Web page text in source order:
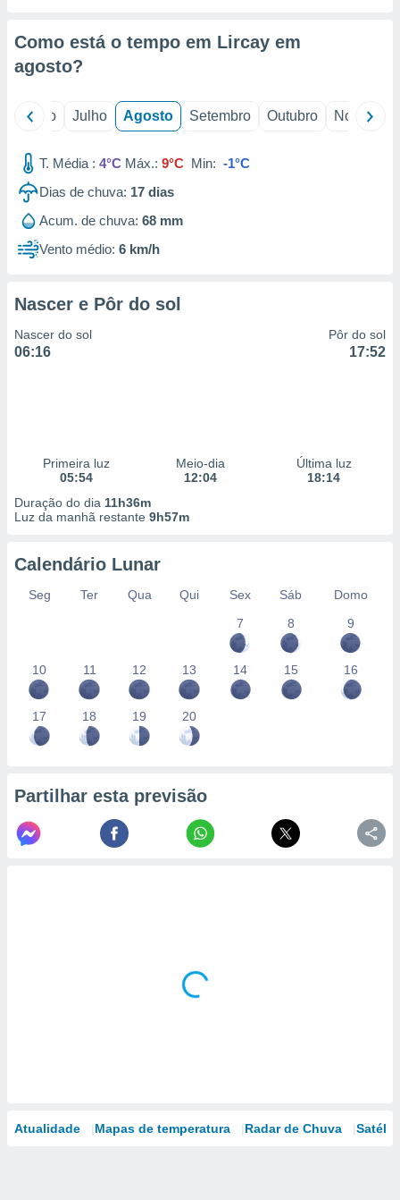
através
estudos
de
Como está o tempo em Lircay em
agosto?
Junho Julho Agosto Setembro Outubro Novembro
T. Média : 4°C Máx.: 9°C Min: -1°C
Dias de chuva: 17 dias
Acum. de chuva: 68 mm
Vento médio: 6 km/h
Nascer e Pôr do sol
Nascer do sol
06:16
Pôr do sol
17:52
Primeira luz
05:54
Meio-dia
12:04
Última luz
18:14
Duração do dia 11h36m
Luz da manhã restante 9h57m
Calendário Lunar
Seg Ter Qua Qui Sex Sáb
Domo
7
8 9
10 11 12 13 14 15 16
17 18 19 20
Partilhar esta previsão
Atualidade Mapas de temperatura Radar de Chuva